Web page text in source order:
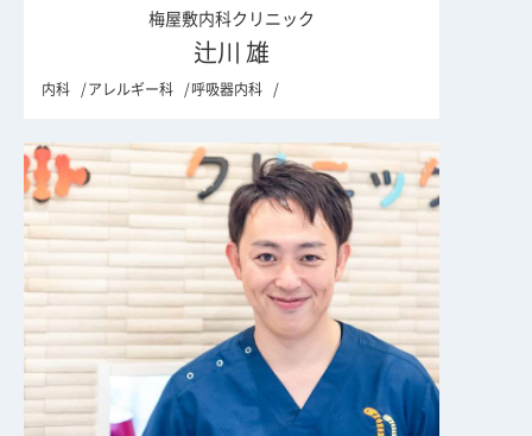
梅屋敷内科クリニック
辻川 雄
内科 アレルギー科 呼吸器内科